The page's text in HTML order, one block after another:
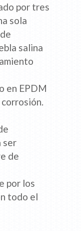
por tres
sola
salina
en EPDM
ser
de
por los
todo el